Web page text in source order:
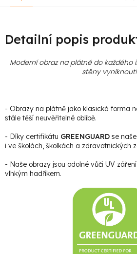
Detailní popis
Moderní obraz na plátně do každého
stěny vyniknout!
- Obrazy na plátně jako klasická forma
stále těší neuvěřitelné oblibě.
- Díky certifikátu GREENGUARD se
i ve školách, školkách a zdravotnických
- Naše obrazy jsou odolné vůči UV
vlhkým hadříkem.